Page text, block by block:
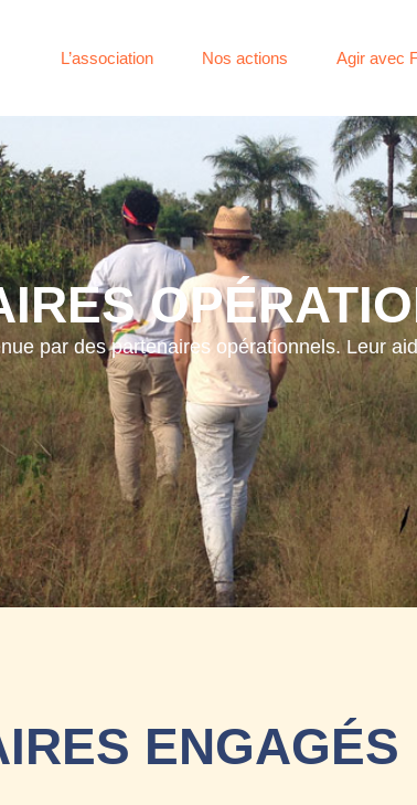
L’association Nos actions Agir avec
par des partenaires opérationnels. Leur
ENGAGÉS